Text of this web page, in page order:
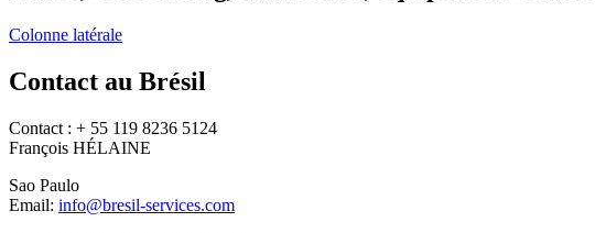
Colonne latérale
Contact au Brésil
Contact : + 55 119 8236 5124
François HÉLAINE
Sao Paulo
Email: info@bresil-services.com